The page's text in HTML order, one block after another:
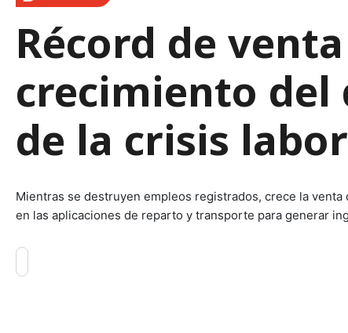
Récord de
crecimiento del
de la crisis
Mientras se destruyen empleos registrados, crece la
en las aplicaciones de reparto y transporte para generar